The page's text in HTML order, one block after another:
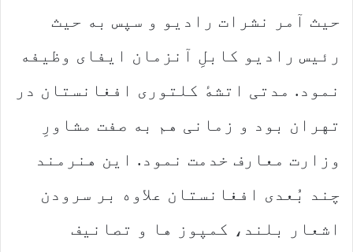
حیث آمر نشرات رادیو و سپس به حیث
رئیس رادیو کابلِ آنزمان ایفای وظیفه
نمود. مدتی اتشهٔ کلتوری افغانستان در
تهران بود و زمانی هم به صفت مشاورِ
وزارت معارف خدمت نمود. این هنرمند
چند بُعدی افغانستان علاوه بر سرودن
اشعار بلند، کمپوز ها و تصانیف